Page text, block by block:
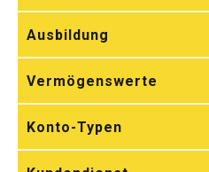
Ausbildung
Vermögenswerte
Konto-Typen